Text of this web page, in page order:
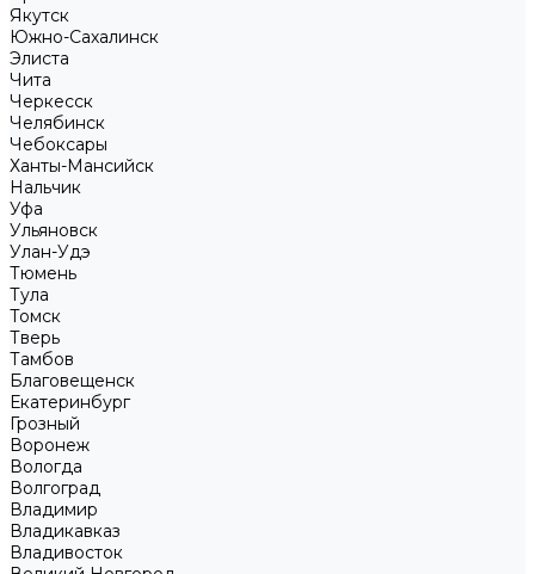
Якутск
Южно-Сахалинск
Элиста
Чита
Черкесск
Челябинск
Чебоксары
Ханты-Мансийск
Нальчик
Уфа
Ульяновск
Улан-Удэ
Тюмень
Тула
Томск
Тверь
Тамбов
Благовещенск
Екатеринбург
Грозный
Воронеж
Вологда
Волгоград
Владимир
Владикавказ
Владивосток